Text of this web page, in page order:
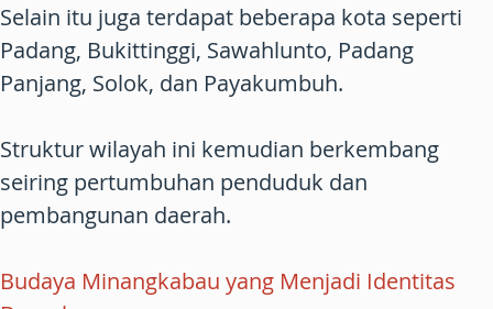
Selain itu juga terdapat beberapa kota seperti
Padang, Bukittinggi, Sawahlunto, Padang
Panjang, Solok, dan Payakumbuh.
Struktur wilayah ini kemudian berkembang
seiring pertumbuhan penduduk dan
pembangunan daerah.
Budaya Minangkabau yang Menjadi Identitas